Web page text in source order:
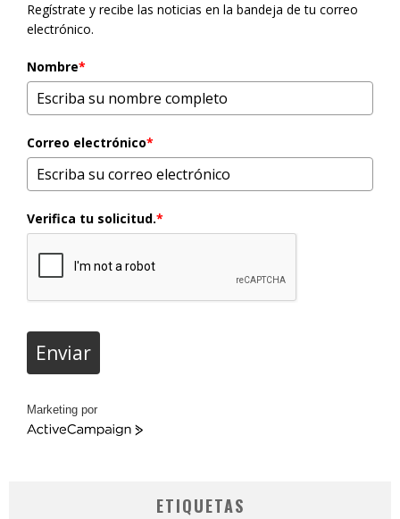
Regístrate y recibe las noticias en la bandeja de tu correo
electrónico.
Nombre*
Correo electrónico*
Verifica tu solicitud.*
Enviar
Marketing por
ActiveCampaign
ETIQUETAS